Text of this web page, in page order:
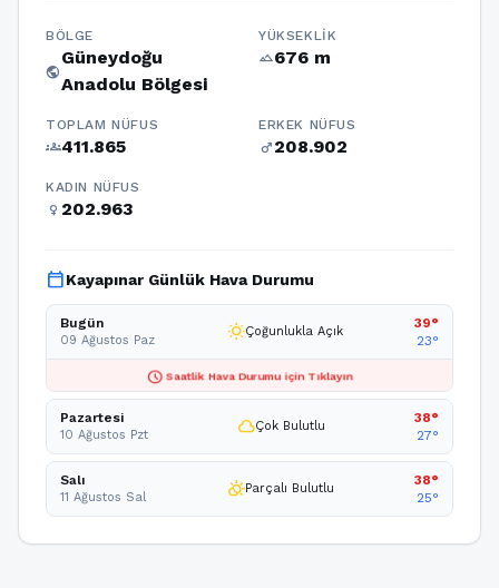
BÖLGE
public
Güneydoğu
Anadolu Bölgesi
YÜKSEKLIK
terrain676 m
TOPLAM NÜFUS
groups411.865
ERKEK NÜFUS
male208.902
KADIN NÜFUS
female 202.963
calendar_todayKayapınar Günlük Hava Durumu
Bugün
09 Ağustos Paz wb_sunnyÇoğunlukla Açık
39°
23°
schedule Saatlik Hava Durumu için Tıklayın
Pazartesi
10 Ağustos Pzt cloudÇok Bulutlu
38°
27°
Salı
11 Ağustos Sal partly_cloudy_dayParçalı Bulutlu
38°
25°